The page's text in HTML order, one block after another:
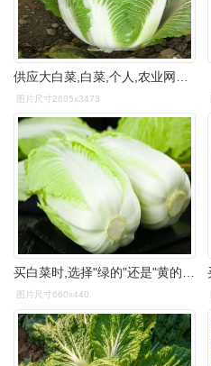
图片尺寸2605x3473
买白菜时,选择"绿的"还是"黄的"?差别挺大,建议了解一
图片尺寸660x440